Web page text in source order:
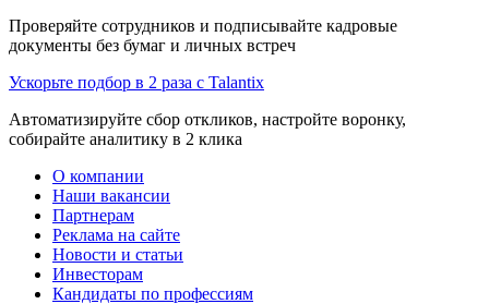
Проверяйте сотрудников и подписывайте кадровые
документы без бумаг и личных встреч
Ускорьте подбор в 2 раза с Talantix
Автоматизируйте сбор откликов, настройте воронку,
собирайте аналитику в 2 клика
О компании
Наши вакансии
Партнерам
Реклама на сайте
Новости и статьи
Инвесторам
Кандидаты по профессиям